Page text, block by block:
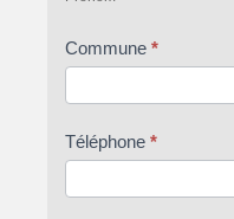
Commune*
Téléphone*